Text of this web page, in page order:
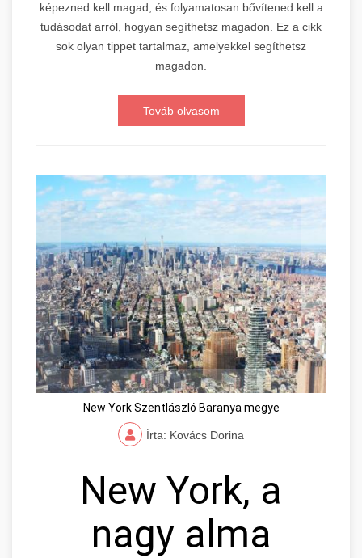
képezned kell magad, és folyamatosan bővítened kell a
tudásodat arról, hogyan segíthetsz magadon. Ez a cikk
sok olyan tippet tartalmaz, amelyekkel segíthetsz
magadon.
Továb olvasom
New York Szentlászló Baranya megye
Írta: Kovács Dorina
New York, a
nagy alma